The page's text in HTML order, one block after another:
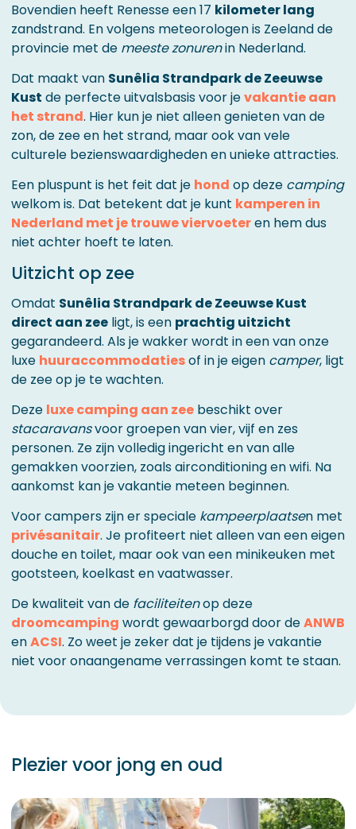
Bovendien heeft Renesse een 17 kilometer lang
zandstrand. En volgens meteorologen is Zeeland de
provincie met de meeste zonurenin Nederland.
Dat maakt van Sunêlia Strandpark de Zeeuwse
Kust de perfecte uitvalsbasis voor jevakantie aan
het strand. Hier kun je niet alleen genieten van de
zon, de zee en het strand, maar ook van vele
culturele bezienswaardigheden en unieke attracties.
Een pluspunt is het feit dat je hond op deze camping
welkom is. Dat betekent dat je kunt kamperen in
Nederland met je trouwe viervoeteren hem dus
niet achter hoeft te laten.
Uitzicht op zee
Omdat Sunêlia Strandpark de Zeeuwse Kust
direct aan zee ligt, is een prachtig uitzicht
gegarandeerd. Als je wakker wordt in een van onze
luxe huuraccommodatiesof in je eigen camper, ligt
de zee op je te wachten.
Deze luxe camping aan zee beschikt over
stacaravansvoor groepen van vier, vijf en zes
personen. Ze zijn volledig ingericht en van alle
gemakken voorzien, zoals airconditioning en wifi. Na
aankomst kan je vakantie meteen beginnen.
Voor campers zijn er speciale kampeerplaatsen met
privésanitair. Je profiteert niet alleen van een eigen
douche en toilet, maar ook van een minikeuken met
gootsteen, koelkast en vaatwasser.
De kwaliteit van de faciliteitenop deze
droomcamping wordt gewaarborgd door deANWB
enACSI. Zo weet je zeker dat je tijdens je vakantie
niet voor onaangename verrassingen komt te staan.
Plezier voor jong en oud